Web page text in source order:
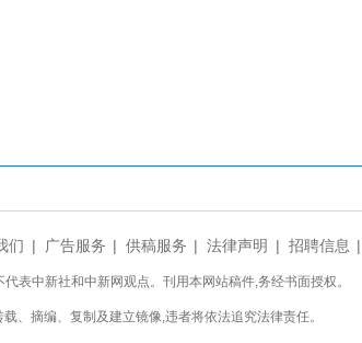
到了夏天，我们将推出户外露营、
人次，其中，一半以上都是夜间
游、夜购、夜健、夜演、夜娱等